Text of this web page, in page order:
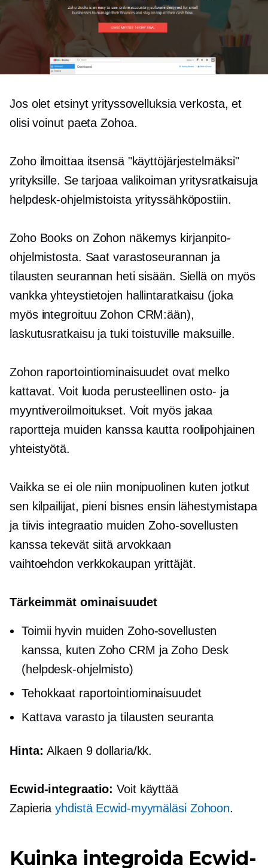
Jos olet etsinyt yrityssovelluksia verkosta, et
olisi voinut paeta Zohoa.
Zoho ilmoittaa itsensä "käyttöjärjestelmäksi"
yrityksille. Se tarjoaa valikoiman yritysratkaisuja
helpdesk-ohjelmistoista yrityssähköpostiin.
Zoho Books on Zohon näkemys kirjanpito-
ohjelmistosta. Saat varastoseurannan ja
tilausten seurannan heti sisään. Siellä on myös
vankka yhteystietojen hallintaratkaisu (joka
myös integroituu Zohon CRM:ään),
laskutusratkaisu ja tuki toistuville maksuille.
Zohon raportointiominaisuudet ovat melko
kattavat. Voit luoda perusteellinen osto- ja
myyntiveroilmoitukset. Voit myös jakaa
raportteja muiden kanssa kautta roolipohjainen
yhteistyötä.
Vaikka se ei ole niin monipuolinen kuten jotkut
sen kilpailijat, pieni bisnes ensin lähestymistapa
ja tiivis integraatio muiden Zoho-sovellusten
kanssa tekevät siitä arvokkaan
vaihtoehdon verkkokaupan yrittäjät.
Tärkeimmät ominaisuudet
Toimii hyvin muiden Zoho-sovellusten
kanssa, kuten Zoho CRM ja Zoho Desk
(helpdesk-ohjelmisto)
Tehokkaat raportointiominaisuudet
Kattava varasto ja tilausten seuranta
Hinta:Alkaen 9 dollaria/kk.
Ecwid-integraatio:Voit käyttää
Zapieriayhdistä Ecwid-myymäläsi Zohoon.
Kuinka integroida Ecwid-